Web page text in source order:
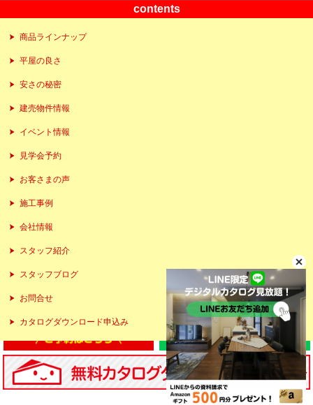
contents
商品ラインナップ
平屋の良さ
安さの秘密
建売物件情報
イベント情報
見学会予約
お客さまの声
施工事例
会社情報
スタッフ紹介
スタッフブログ
お問合せ
カタログダウンロード申込み